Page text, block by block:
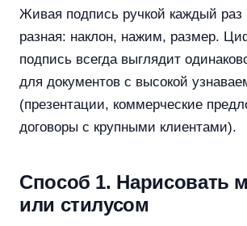
Живая подпись ручкой каждый раз
разная: наклон, нажим, размер.
подпись всегда выглядит
для документов с высокой
(презентации, коммерческие
договоры с крупными клиентами).
Способ 1. Нарисовать
или стилусом